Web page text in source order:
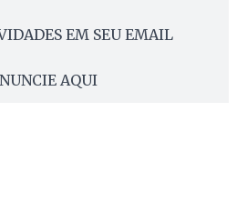
EM SEU EMAIL
AQUI